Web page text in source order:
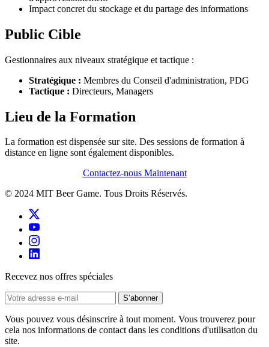
Impact concret du stockage et du partage des informations
Public Cible
Gestionnaires aux niveaux stratégique et tactique :
Stratégique : Membres du Conseil d'administration, PDG
Tactique : Directeurs, Managers
Lieu de la Formation
La formation est dispensée sur site. Des sessions de formation à
distance en ligne sont également disponibles.
Contactez-nous Maintenant
© 2024 MIT Beer Game. Tous Droits Réservés.
Recevez nos offres spéciales
Vous pouvez vous désinscrire à tout moment. Vous trouverez pour
cela nos informations de contact dans les conditions d'utilisation du
site.